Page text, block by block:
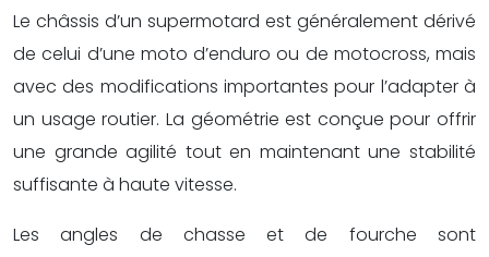
Le châssis d’un supermotard est généralement dérivé
de celui d’une moto d’enduro ou de motocross, mais
avec des modifications importantes pour l’adapter à
un usage routier. La géométrie est conçue pour offrir
une grande agilité tout en maintenant une stabilité
suffisante à haute vitesse.
Les angles de chasse et de fourche sont